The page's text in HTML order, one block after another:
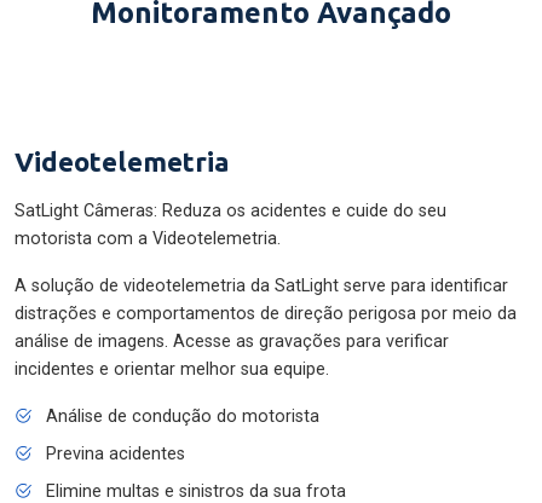
Monitoramento Avançado
Videotelemetria
SatLight Câmeras: Reduza os acidentes e cuide do seu
motorista com a Videotelemetria.
A solução de videotelemetria da SatLight serve para identificar
distrações e comportamentos de direção perigosa por meio da
análise de imagens. Acesse as gravações para verificar
incidentes e orientar melhor sua equipe.
Análise de condução do motorista
Previna acidentes
Elimine multas e sinistros da sua frota